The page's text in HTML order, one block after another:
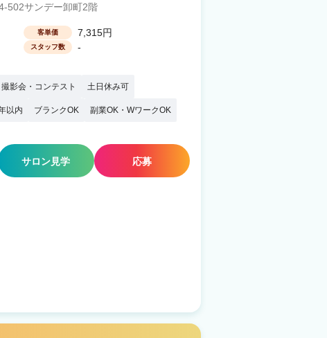
502サンデー卸町2階
客単価 7,315円
スタッフ数 -
影会・コンテスト 土日休み可
以内 ブランクOK 副業OK・WワークOK
サロン見学 応募